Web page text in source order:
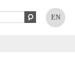
EN